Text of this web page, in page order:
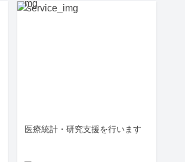
医療統計・研究支援を行います